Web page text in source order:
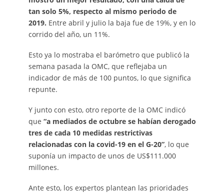
tan solo 5%, respecto al mismo periodo de
2019. Entre abril y julio la baja fue de 19%, y en lo
corrido del año, un 11%.
Esto ya lo mostraba el barómetro que publicó la
semana pasada la OMC, que reflejaba un
indicador de más de 100 puntos, lo que significa
repunte.
Y junto con esto, otro reporte de la OMC indicó
que “a mediados de octubre se habían derogado
tres de cada 10 medidas restrictivas
relacionadas con la covid-19 en el G-20”, lo que
suponía un impacto de unos de US$111.000
millones.
Ante esto, los expertos plantean las prioridades